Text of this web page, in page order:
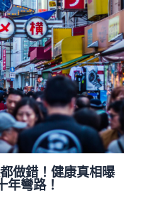
做錯！健康真相曝
年彎路！